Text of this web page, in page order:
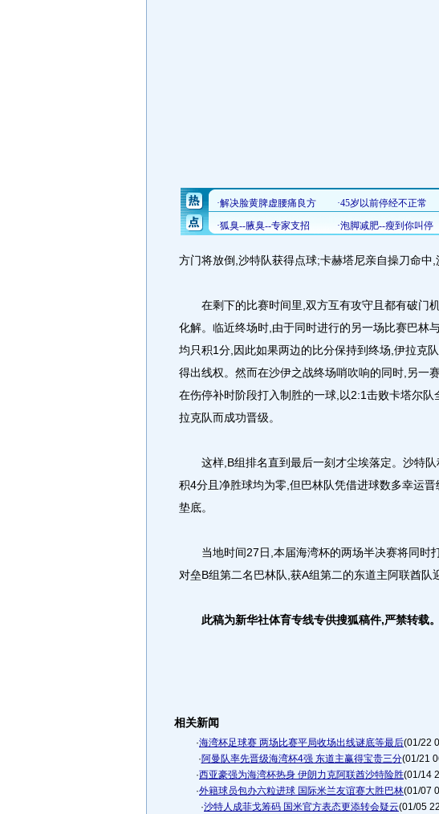
方门将放倒,沙特队获得点球;卡赫塔尼亲自操刀命中,
在剩下的比赛时间里,双方互有攻守且都有破门
化解。临近终场时,由于同时进行的另一场比赛巴林
均只积1分,因此如果两边的比分保持到终场,伊拉克
得出线权。然而在沙伊之战终场哨吹响的同时,另一
在伤停补时阶段打入制胜的一球,以2:1击败卡塔尔
拉克队而成功晋级。
这样,B组排名直到最后一刻才尘埃落定。沙特队
积4分且净胜球均为零,但巴林队凭借进球数多幸运
垫底。
当地时间27日,本届海湾杯的两场半决赛将同时
对垒B组第二名巴林队,获A组第二的东道主阿联酋队
此稿为新华社体育专线专供搜狐稿件,严禁转载。
相关新闻
·海湾杯足球赛 两场比赛平局收场出线谜底等最后(01/22
·阿曼队率先晋级海湾杯4强 东道主赢得宝贵三分(01/21
·西亚豪强为海湾杯热身 伊朗力克阿联酋沙特险胜(01/14
·外籍球员包办六粒进球 国际米兰友谊赛大胜巴林(01/07
·沙特人成菲戈筹码 国米官方表态更添转会疑云(01/05